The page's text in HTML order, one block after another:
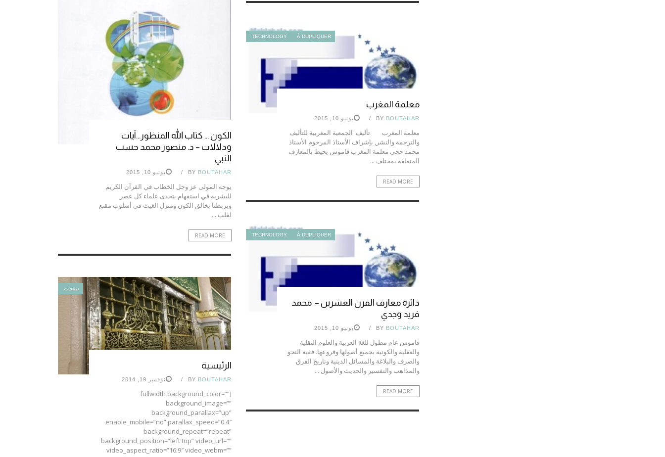
الكون … كتاب الله المنظور…آيات
ودلالات – د. منصور محمد حسب
النبي
BY BOUTAHAR يونيو 10, 2015
يوجه المولى عز وجل الخطاب في القرآن الكريم
للبشرية في استفهام يتحدى علماء كل عصر
ويربطنا بخالق الكون ومنزل الغيث في أسلوب مقنع
لقلب ...
READ MORE
À DUPLIQUER
TECHNOLOGY
معلمة المغرب
BY BOUTAHAR يونيو 10, 2015
معلمة المغرب تأليف: الجمعية المغربية للتأليف
والترجمة والنشر, بإشراف الأستاذ المرحوم الأستاذ
محمد حجي معلمة المغرب قاموس يحيط بالمعارف
المتعلقة بمختلف ...
READ MORE
À DUPLIQUER
TECHNOLOGY
دائرة معارف القرن العشرين – محمد
فريد وجدي
BY BOUTAHAR يونيو 10, 2015
قاموس عام مطول للغة العربية والعلوم النقلية
والعقلية والكونية بجميع أصولها وفروعها. ففيه النحو
والصرف والبلاغة والمسائل الدينية وتاريخ الفرق
والمذاهب والتفسير والحديث والأصول ...
READ MORE
صفحات
الرئيسية
BY BOUTAHAR نوفمبر 19, 2014
[fullwidth background_color=””
background_image=””
background_parallax=”up”
enable_mobile=”no” parallax_speed=”0.4″
background_repeat=”repeat”
background_position=”left top” video_url=””
video_aspect_ratio=”16:9″ video_webm=””